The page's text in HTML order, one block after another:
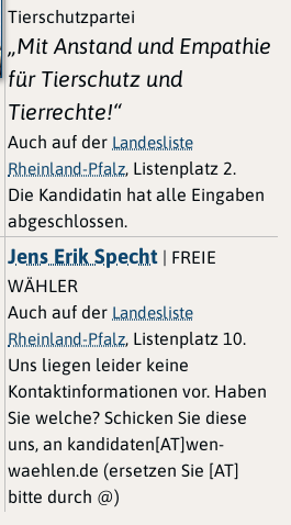
Tierschutzpartei
„Mit Anstand und Empathie
für Tierschutz und
Tierrechte!“
Auch auf der Landesliste
Rheinland-Pfalz , Listenplatz 2.
Die Kandidatin hat alle Eingaben
abgeschlossen.
Jens Erik Specht | FREIE
WÄHLER
Auch auf der Landesliste
Rheinland-Pfalz , Listenplatz 10.
Uns liegen leider keine
Kontaktinformationen vor. Haben
Sie welche? Schicken Sie diese
uns, an kandidaten[AT]wen-
waehlen.de (ersetzen Sie [AT]
bitte durch @)